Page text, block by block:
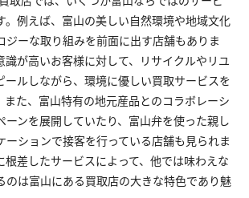
。例えば、富山の美しい自然環境や地域文化
ジーな取り組みを前面に出す店舗もありま
識が高いお客様に対して、リサイクルやリユ
ールしながら、環境に優しい買取サービスを
また、富山特有の地元産品とのコラボレーシ
ーンを展開していたり、富山弁を使った親し
ーションで接客を行っている店舗も見られま
根差したサービスによって、他では味わえな
のは富山にある買取店の大きな特色であり魅